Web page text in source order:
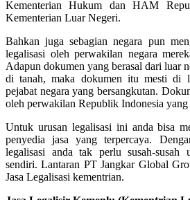
Kementerian Hukum dan HAM
Kementerian Luar Negeri.
Bahkan juga sebagian negara pun
legalisasi oleh perwakilan negara
Adapun dokumen yang berasal dari luar
di tanah, maka dokumen itu mesti di
pejabat negara yang bersangkutan.
oleh perwakilan Republik Indonesia yang
Untuk urusan legalisasi ini anda bisa
penyedia jasa yang terpercaya.
legalisasi anda tak perlu susah-susah
sendiri. Lantaran PT Jangkar Global
Jasa Legalisasi kementrian.